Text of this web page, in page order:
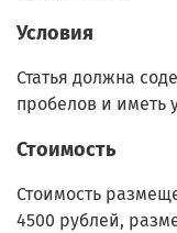
Условия
Статья должна
пробелов и иметь
Стоимость
Стоимость
4500 рублей,